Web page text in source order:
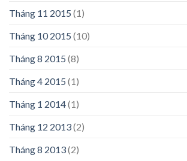
Tháng 11 2015 (1)
Tháng 10 2015 (10)
Tháng 8 2015 (8)
Tháng 4 2015 (1)
Tháng 1 2014(1)
Tháng 12 2013(2)
Tháng 8 2013(2)